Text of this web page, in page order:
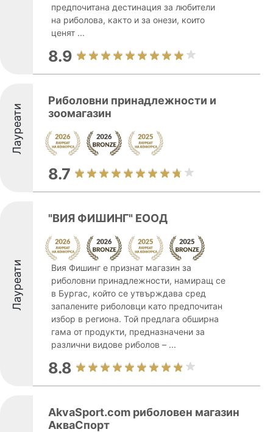
предпочитана дестинация за любители
на риболова, както и за онези, които
ценят ...
8.9
Лауреати
Риболовни принадлежности и
зоомагазин
8.7
Лауреати
"ВИЯ ФИШИНГ" ЕООД
Вия Фишинг е признат магазин за
риболовни принадлежности, намиращ се
в Бургас, който се утвърждава сред
запалените риболовци като предпочитан
избор в региона. Той предлага обширна
гама от продукти, предназначени за
различни видове риболов – ...
8.8
AkvaSport.com риболовен магазин
АкваСпорт